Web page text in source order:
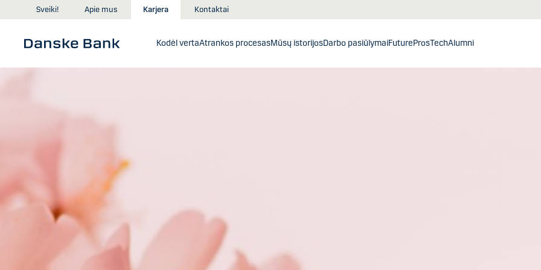
Skip to main content
Sveiki! Apie mus Karjera Kontaktai
Kodėl vertaAtrankos procesasMūsų istorijosDarbo pasiūlymaiFutureProsTechAlumni